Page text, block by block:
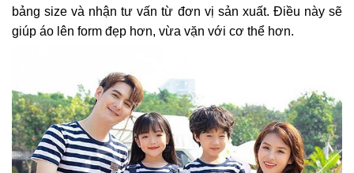
bảng size và nhận tư vấn từ đơn vị sản xuất. Điều này sẽ
giúp áo lên form đẹp hơn, vừa vặn với cơ thể hơn.